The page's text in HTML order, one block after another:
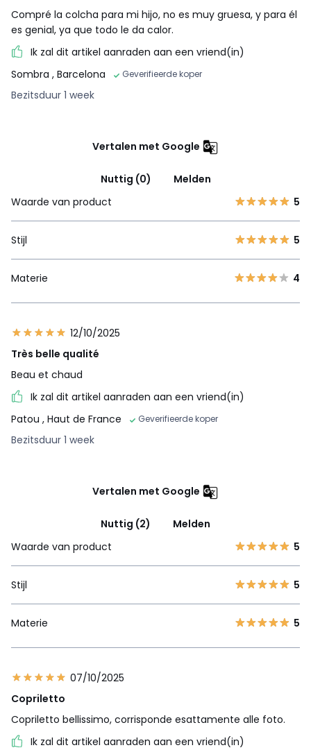
Compré la colcha para mi hijo, no es muy gruesa, y para él
es genial, ya que todo le da calor.
Ik zal dit artikel aanraden aan een vriend(in)
Sombra , Barcelona Geverifieerde koper
Bezitsduur 1 week
Vertalen met Google
Nuttig (0)
Melden
Waarde van product
5
Stijl 5
Materie 4
12/10/2025
Très belle qualité
Beau et chaud
Ik zal dit artikel aanraden aan een vriend(in)
Patou , Haut de France Geverifieerde koper
Bezitsduur 1 week
Vertalen met Google
Nuttig (2)
Melden
Waarde van product
5
Stijl 5
Materie 5
07/10/2025
Copriletto
Copriletto bellissimo, corrisponde esattamente alle foto.
Ik zal dit artikel aanraden aan een vriend(in)